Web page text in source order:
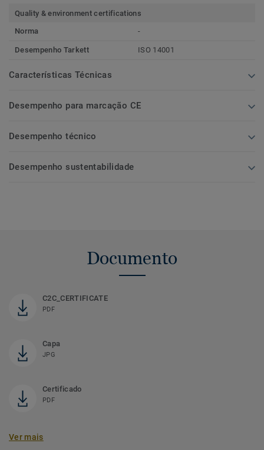
Quality & environment certifications
Norma
-
Desempenho Tarkett ISO 14001
Características Técnicas
Desempenho para marcação CE
Desempenho técnico
Desempenho sustentabilidade
Documento
C2C_CERTIFICATE
PDF
Capa
JPG
Certificado
PDF
Ver mais